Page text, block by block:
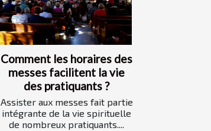
Comment les horaires des
messes facilitent la vie
des pratiquants ?
Assister aux messes fait partie
intégrante de la vie spirituelle
de nombreux pratiquants....